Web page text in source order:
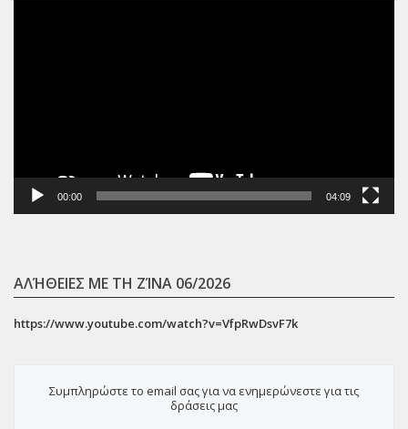
00:00 04:09
ΑΛΉΘΕΙΕΣ ΜΕ ΤΗ ΖΊΝΑ 06/2026
https://www.youtube.com/watch?v=VfpRwDsvF7k
Συμπληρώστε το email σας για να ενημερώνεστε για τις
δράσεις μας